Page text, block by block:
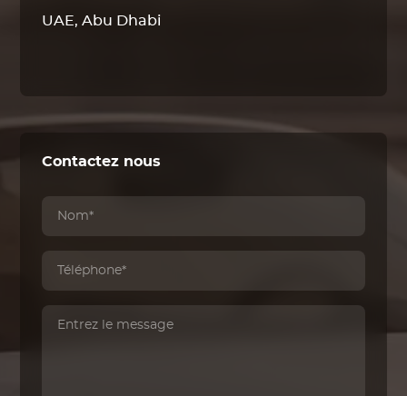
UAE, Abu Dhabi
Contactez nous